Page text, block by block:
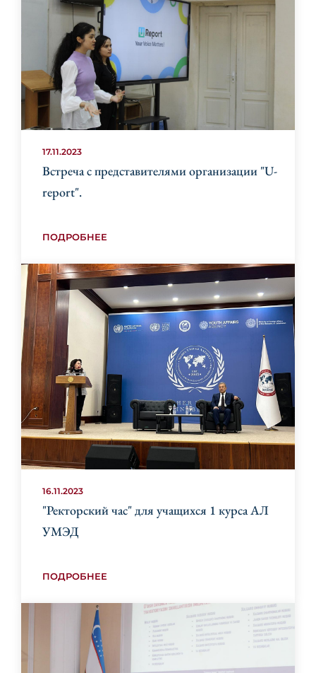
17.11.2023
Встреча с представителями организации "U-
report".
ПОДРОБНЕЕ
16.11.2023
"Ректорский час" для учащихся 1 курса АЛ
УМЭД
ПОДРОБНЕЕ